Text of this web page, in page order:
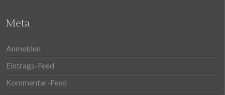
Meta
Anmelden
Eintrags-Feed
Kommentar-Feed